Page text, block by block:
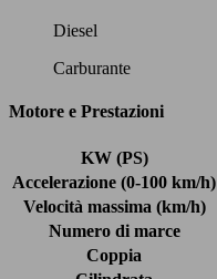
Diesel
Carburante
Motore e Prestazioni
KW (PS)
Accelerazione (0-100 km/h)
Velocità massima (km/h)
Numero di marce
Coppia